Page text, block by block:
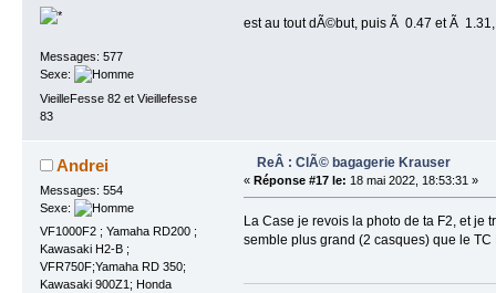
Messages: 577
Sexe:
VieilleFesse 82 et Vieillefesse
83
est au tout dÃ©but, puis Ã 0.47 et Ã
Andrei
Messages: 554
Sexe:
VF1000F2 ; Yamaha RD200 ;
Kawasaki H2-B ;
VFR750F;Yamaha RD 350;
Kawasaki 900Z1; Honda
ReÂ : ClÃ© bagagerie Krauser
« Réponse #17 le: 18 mai 2022, 18:53:31 »
La Case je revois la photo de ta F2, et je
semble plus grand (2 casques) que le